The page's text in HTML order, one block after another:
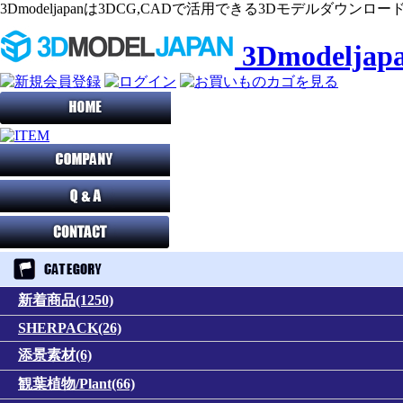
3Dmodeljapanは3DCG,CADで活用できる3Dモデルダウンロー
新着商品(1250)
SHERPACK(26)
添景素材(6)
観葉植物/Plant(66)